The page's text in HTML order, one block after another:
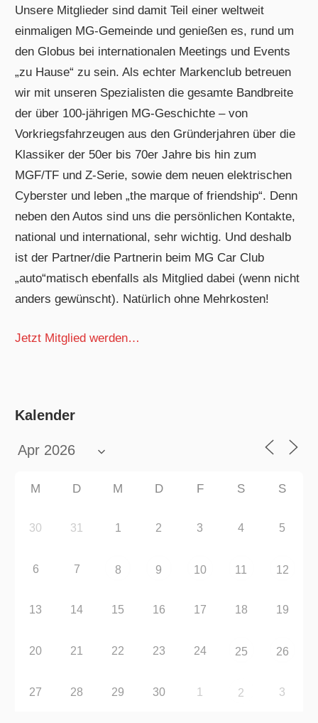
Unsere Mitglieder sind damit Teil einer weltweit
einmaligen MG-Gemeinde und genießen es, rund um
den Globus bei internationalen Meetings und Events
„zu Hause“ zu sein. Als echter Markenclub betreuen
wir mit unseren Spezialisten die gesamte Bandbreite
der über 100-jährigen MG-Geschichte – von
Vorkriegsfahrzeugen aus den Gründerjahren über die
Klassiker der 50er bis 70er Jahre bis hin zum
MGF/TF und Z-Serie, sowie dem neuen elektrischen
Cyberster und leben „the marque of friendship“. Denn
neben den Autos sind uns die persönlichen Kontakte,
national und international, sehr wichtig. Und deshalb
ist der Partner/die Partnerin beim MG Car Club
„auto“matisch ebenfalls als Mitglied dabei (wenn nicht
anders gewünscht). Natürlich ohne Mehrkosten!
Jetzt Mitglied werden…
Kalender
M D M D F S S
30 31 1 2 3 4 5
6 7 8 9 10 11 12
13 14 15 16 17 18 19
20 21 22 23 24 25 26
27 28 29 30 1 2 3